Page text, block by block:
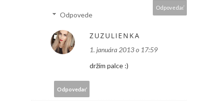
Odpovedať
Odpovede
ZUZULIENKA
1. januára 2013 o 17:59
držím palce :)
Odpovedať